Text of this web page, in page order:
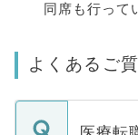
同席も行って
よくあるご